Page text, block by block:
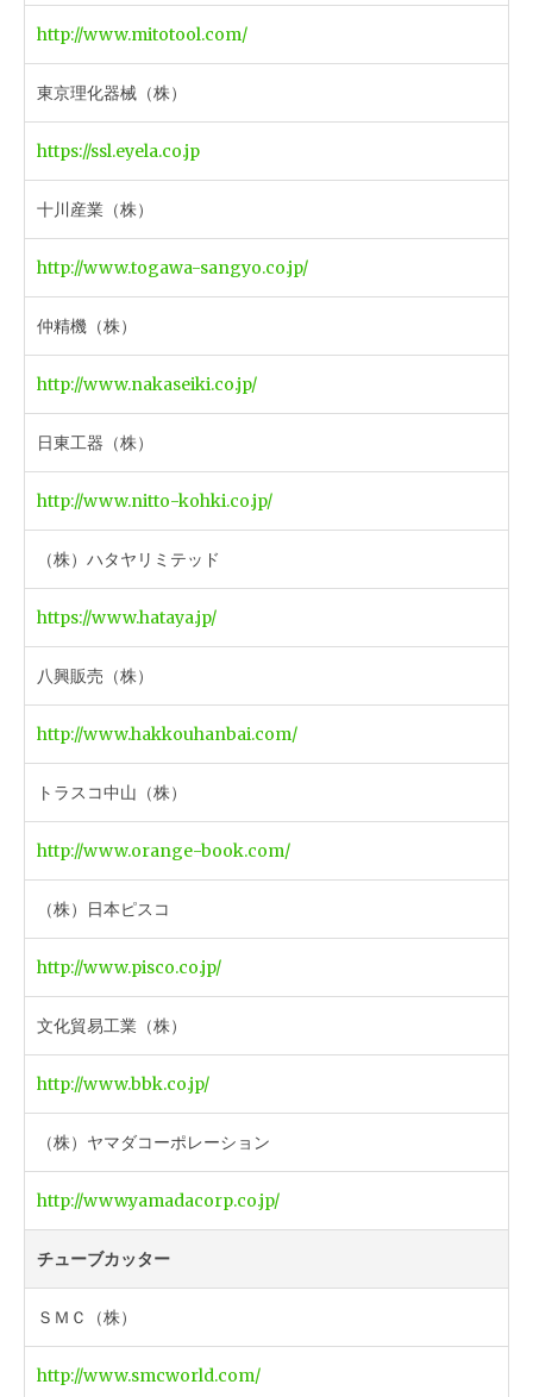
http://www.mitotool.com/
東京理化器械（株）
https://ssl.eyela.co.jp
十川産業（株）
http://www.togawa-sangyo.co.jp/
仲精機（株）
http://www.nakaseiki.co.jp/
日東工器（株）
http://www.nitto-kohki.co.jp/
（株）ハタヤリミテッド
https://www.hataya.jp/
八興販売（株）
http://www.hakkouhanbai.com/
トラスコ中山（株）
http://www.orange-book.com/
（株）日本ピスコ
http://www.pisco.co.jp/
文化貿易工業（株）
http://www.bbk.co.jp/
（株）ヤマダコーポレーション
http://www.yamadacorp.co.jp/
チューブカッター
ＳＭＣ（株）
http://www.smcworld.com/